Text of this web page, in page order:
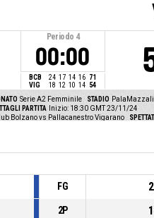
Periodo 4
00:00
BCB 24 17 14 16 71
VIG
18 12 10 14 54
Serie A2 Femminile STADIO PalaMazzali
PARTITA
Inizio: 18:30 GMT 23/11/24
Bolzano vs Pallacanestro Vigarano
FG
2P